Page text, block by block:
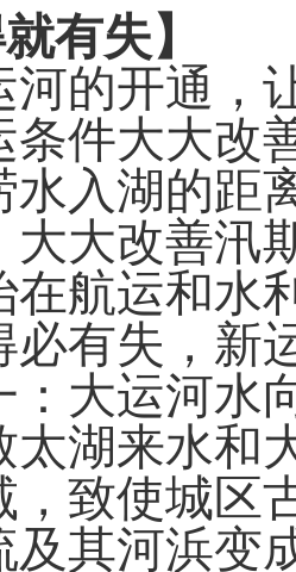
有失】
开通，让
条件大大改
水入湖的距
大大改善汛
在航运和水
失，新运
：大运河水
太湖来水和
，致使城区
及其河浜变